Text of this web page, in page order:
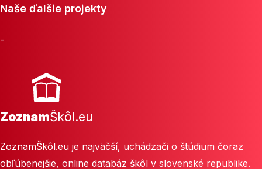
Naše ďalšie projekty
-
ZoznamŠkôl.eu
ZoznamŠkôl.eu je najväčší, uchádzači o štúdium čoraz
obľúbenejšie, online databáz škôl v slovenské republike.